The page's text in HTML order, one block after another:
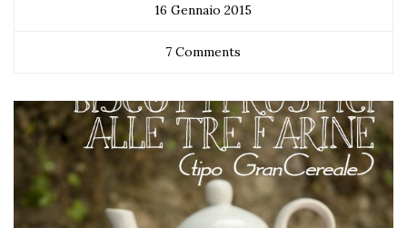
16 Gennaio 2015
7 Comments